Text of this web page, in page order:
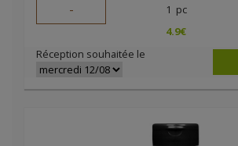
- 1 pc
4.9€
Réception souhaitée le